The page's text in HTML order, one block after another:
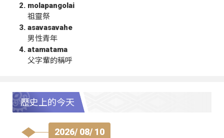
molapangolai
祖靈祭
asavasavahe
男性青年
atamatama
父字輩的稱呼
歷史上的今天
2026/ 08/ 10